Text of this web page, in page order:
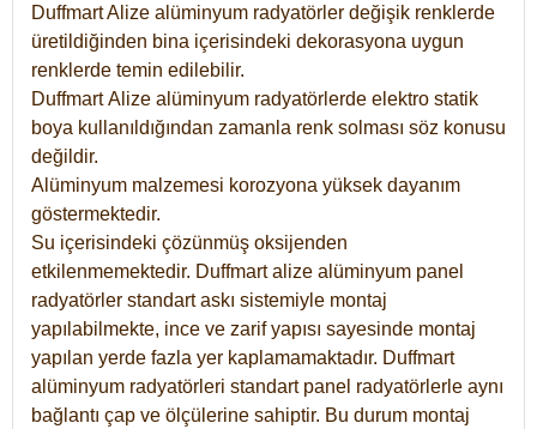
Duffmart Alize alüminyum radyatörler değişik renklerde
üretildiğinden bina içerisindeki dekorasyona uygun
renklerde temin edilebilir.
DuffmartAlize alüminyum radyatörlerde elektro statik
boya kullanıldığından zamanla renk solması söz konusu
değildir.
Alüminyum malzemesi korozyona yüksek dayanım
göstermektedir.
Su içerisindeki çözünmüş oksijenden
etkilenmemektedir. Duffmart alize alüminyum panel
radyatörler standart askı sistemiyle montaj
yapılabilmekte, ince ve zarif yapısı sayesinde montaj
yapılan yerde fazla yer kaplamamaktadır. Duffmart
alüminyum radyatörleri standart panel radyatörlerle aynı
bağlantı çap ve ölçülerine sahiptir. Bu durum montaj